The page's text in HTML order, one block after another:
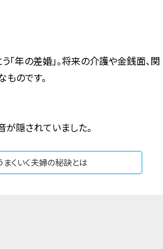
年の差婚」。将来の介護や金銭面、関
のです。
が隠されていました。
まくいく夫婦の秘訣とは